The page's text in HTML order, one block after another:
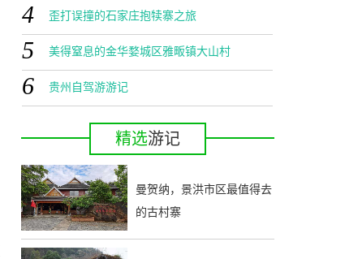
4 歪打误撞的石家庄抱犊寨之旅
5 美得窒息的金华婺城区雅畈镇大山村
6 贵州自驾游游记
精选游记
曼贺纳，景洪市区最值得去
的古村寨